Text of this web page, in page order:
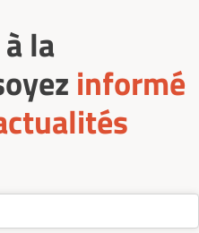
la
informé